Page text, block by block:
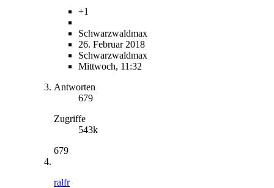
+1
Schwarzwaldmax
26. Februar 2018
Schwarzwaldmax
Mittwoch, 11:32
Antworten
679
Zugriffe
543k
679
ralfr